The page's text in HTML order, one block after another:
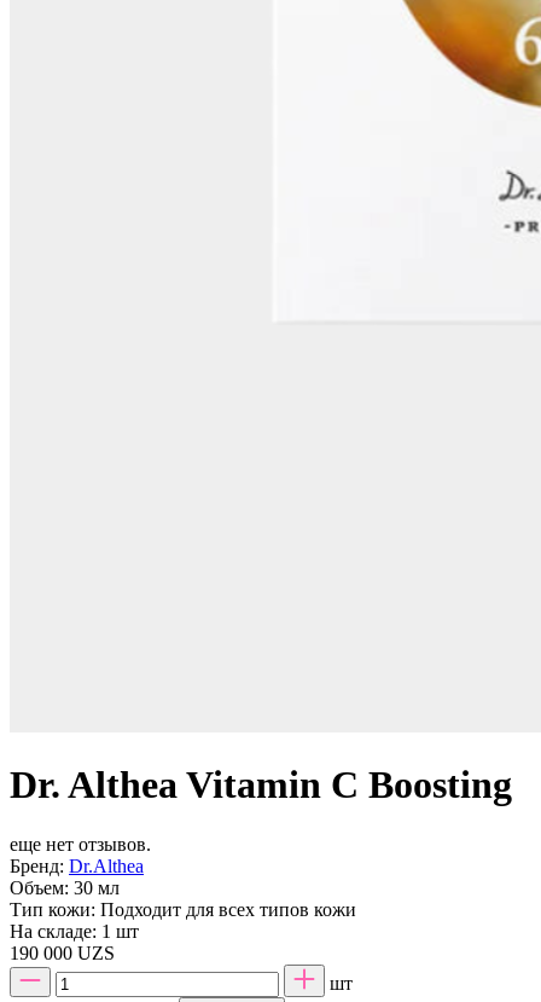
Dr. Althea Vitamin C Boosting
еще нет отзывов.
Бренд: Dr.Althea
Объем: 30 мл
Тип кожи: Подходит для всех типов кожи
На складе: 1 шт
190 000 UZS
шт